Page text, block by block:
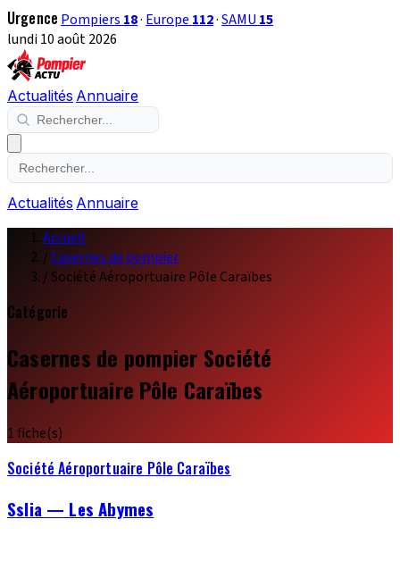
Urgence Pompiers 18· Europe 112·SAMU 15
lundi 10 août 2026
Actualités Annuaire
Actualités Annuaire
Accueil
/Casernes de pompier
/Société Aéroportuaire Pôle Caraïbes
Catégorie
Casernes de pompier Société
Aéroportuaire Pôle Caraïbes
1 fiche(s)
Société Aéroportuaire Pôle Caraïbes
Sslia — Les Abymes